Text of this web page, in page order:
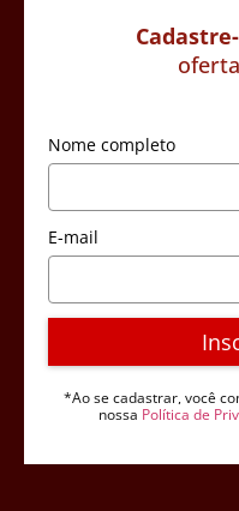
Nome completo
E-mail
*Ao se cadastrar, você
nossa Política de